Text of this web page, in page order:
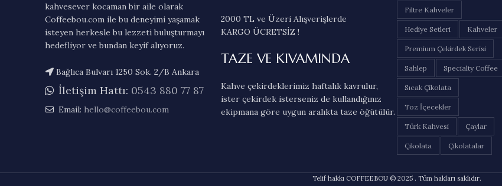
kahvesever kocaman bir aile olarak
Coffeebou.com ile bu deneyimi yaşamak
isteyen herkesle bu lezzeti buluşturmayı
hedefliyor ve bundan keyif alıyoruz.
Bağlıca Bulvarı 1250 Sok. 2/B Ankara
İletişim Hattı: 0543 880 77 87
Email: hello@coffeebou.com
2000 TL ve Üzeri Alışverişlerde
KARGO ÜCRETSİZ !
TAZE VE KIVAMINDA
Kahve çekirdeklerimiz haftalık kavrulur,
ister çekirdek isterseniz de kullandığınız
ekipmana göre uygun aralıkta taze öğütülür.
Filtre Kahveler
Hediye Setleri Kahveler
Premium Çekirdek Serisi
Sahlep Specialty Coffee
Sıcak Çikolata
Toz İçecekler
Türk Kahvesi Çaylar
Çikolata Çikolatalar
Telif hakkı COFFEEBOU © 2025 . Tüm hakları saklıdır.